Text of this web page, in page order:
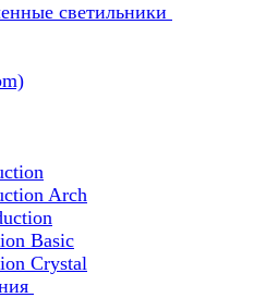
светильники
Arch
Basic
Crystal